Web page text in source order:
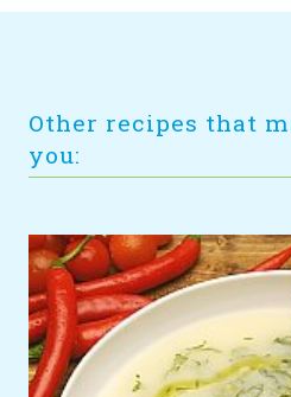
Other recipes that
you: